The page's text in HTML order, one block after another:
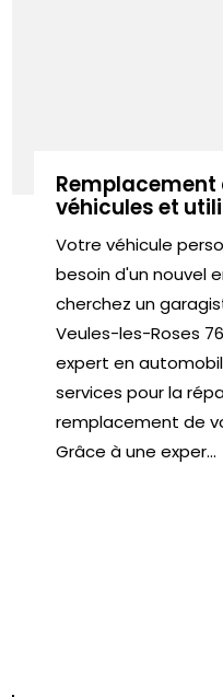
véhicules et
Votre véhicule
besoin d'un nouvel
cherchez un
Veules-les-Roses
expert en
services pour la
remplacement de
Grâce à une exper...